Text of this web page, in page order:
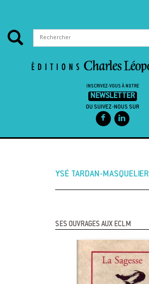
INSCRIVEZ-VOUS À NOTRE
NEWSLETTER
OU SUIVEZ-NOUS SUR
YSÉ TARDAN-MASQUELIER
SES OUVRAGES AUX ECLM